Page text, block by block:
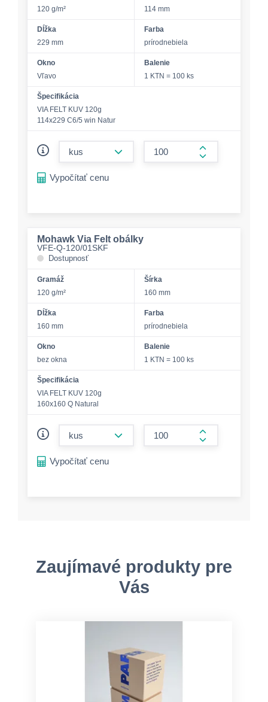
120 g/m² 114 mm
Dĺžka
229 mm
Farba
prírodnebiela
Okno
Vľavo
Balenie
1 KTN = 100 ks
Špecifikácia
VIA FELT KUV 120g
114x229 C6/5 win Natur
form.increase-
Vypočítať cenu
Mohawk Via Felt obálky
VFE-Q-120/01SKF
Dostupnosť
Gramáž
120 g/m²
Šírka
160 mm
Dĺžka
160 mm
Farba
prírodnebiela
Okno
bez okna
Balenie
1 KTN = 100 ks
Špecifikácia
VIA FELT KUV 120g
160x160 Q Natural
form.increase-
Vypočítať cenu
Zaujímavé produkty pre
Vás